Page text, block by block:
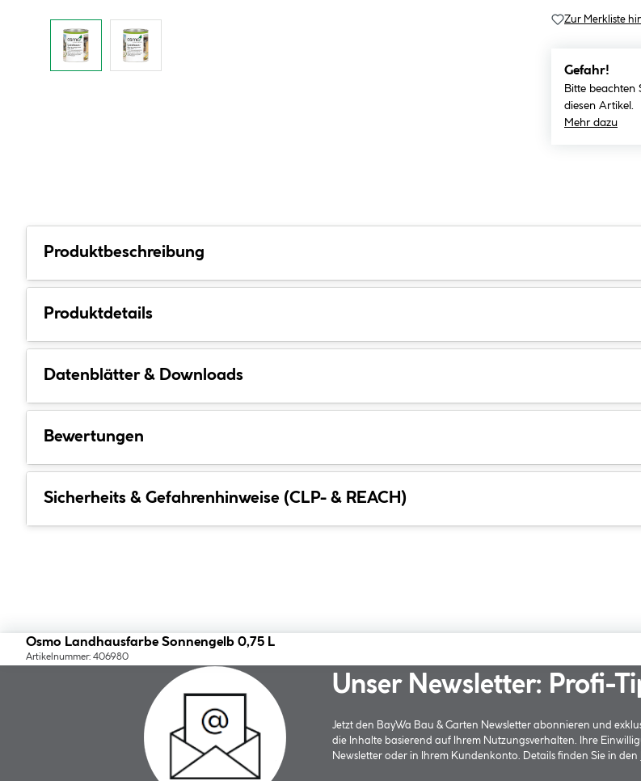
Zur Merkliste
Gefahr!
Bitte beachten
diesen Artikel.
Mehr dazu
Produktbeschreibung
Produktdetails
Datenblätter & Downloads
Bewertungen
Sicherheits & Gefahrenhinweise (CLP- & REACH)
Osmo Landhausfarbe Sonnengelb 0,75 L
Artikelnummer: 406980
Unser Newsletter: Profi-
Jetzt den BayWa Bau & Garten Newsletter abonnieren und
die Inhalte basierend auf Ihrem Nutzungsverhalten. Ihre
Newsletter oder in Ihrem Kundenkonto. Details finden Sie in den